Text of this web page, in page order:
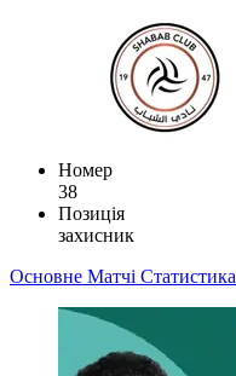
Номер
38
Позиція
захисник
Основне Матчі Статистика